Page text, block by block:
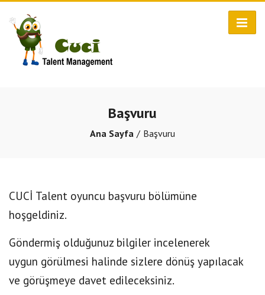
Başvuru
Ana Sayfa Başvuru
CUCİ Talent oyuncu başvuru bölümüne
hoşgeldiniz.
Göndermiş olduğunuz bilgiler incelenerek
uygun görülmesi halinde sizlere dönüş yapılacak
ve görüşmeye davet edileceksiniz.